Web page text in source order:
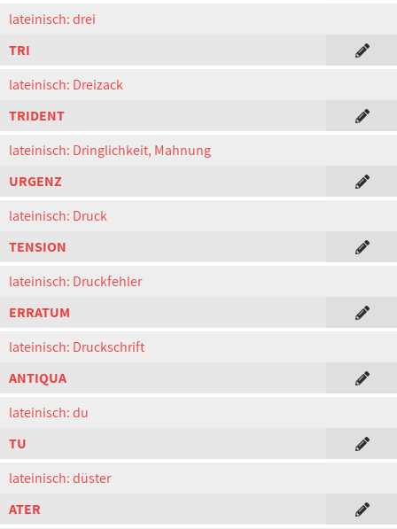
lateinisch: drei
TRI
lateinisch: Dreizack
TRIDENT
lateinisch: Dringlichkeit, Mahnung
URGENZ
lateinisch: Druck
TENSION
lateinisch: Druckfehler
ERRATUM
lateinisch: Druckschrift
ANTIQUA
lateinisch: du
TU
lateinisch: düster
ATER